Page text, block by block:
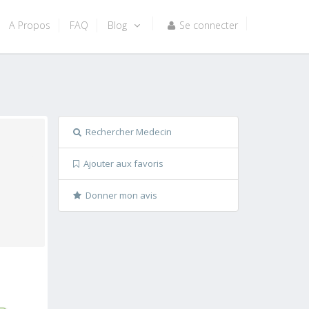
A Propos FAQ Blog Se connecter
Rechercher Medecin
Ajouter aux favoris
Donner mon avis